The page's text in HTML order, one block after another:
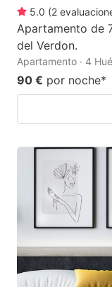
5.0 (2
Apartamento de
del Verdon.
Apartamento · 4
90 € por noche*